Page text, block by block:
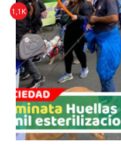
1,1K